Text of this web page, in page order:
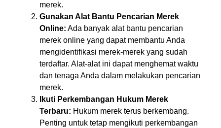
merek.
Gunakan Alat Bantu Pencarian Merek
Online: Ada banyak alat bantu pencarian
merek online yang dapat membantu Anda
mengidentifikasi merek-merek yang sudah
terdaftar. Alat-alat ini dapat menghemat waktu
dan tenaga Anda dalam melakukan pencarian
merek.
Ikuti Perkembangan Hukum Merek
Terbaru: Hukum merek terus berkembang.
Penting untuk tetap mengikuti perkembangan